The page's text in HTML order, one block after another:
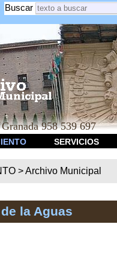
Buscar
958 539 697
SERVICIOS
>Archivo Municipal
la Aguas